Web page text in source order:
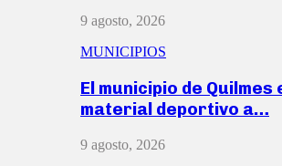
9 agosto, 2026
MUNICIPIOS
El municipio de
material deportivo a…
9 agosto, 2026